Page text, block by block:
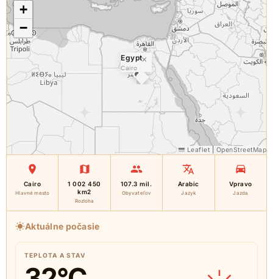
Egypt
Cairo
×
+
−
Leaflet OpenStreetMap
Cairo
Hlavné mesto
1 002 450
km2
Rozloha
107.3 mil.
Obyvateľov
Arabic
Jazyk
Vpravo
Jazda
Aktuálne počasie
TEPLOTA A STAV